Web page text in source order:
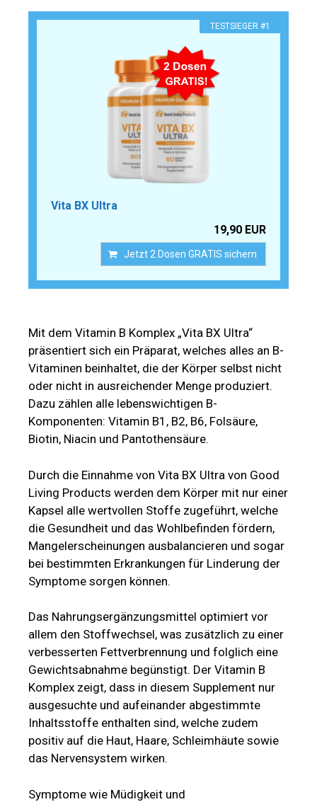
TESTSIEGER #1
Vita BX Ultra
19,90 EUR
Jetzt 2 Dosen GRATIS sichern
Mit dem Vitamin B Komplex „Vita BX Ultra“
präsentiert sich ein Präparat, welches alles an B-
Vitaminen beinhaltet, die der Körper selbst nicht
oder nicht in ausreichender Menge produziert.
Dazu zählen alle lebenswichtigen B-
Komponenten: Vitamin B1, B2, B6, Folsäure,
Biotin, Niacin und Pantothensäure.
Durch die Einnahme von Vita BX Ultra von Good
Living Products werden dem Körper mit nur einer
Kapsel alle wertvollen Stoffe zugeführt, welche
die Gesundheit und das Wohlbefinden fördern,
Mangelerscheinungen ausbalancieren und sogar
bei bestimmten Erkrankungen für Linderung der
Symptome sorgen können.
Das Nahrungsergänzungsmittel optimiert vor
allem den Stoffwechsel, was zusätzlich zu einer
verbesserten Fettverbrennung und folglich eine
Gewichtsabnahme begünstigt. Der Vitamin B
Komplex zeigt, dass in diesem Supplement nur
ausgesuchte und aufeinander abgestimmte
Inhaltsstoffe enthalten sind, welche zudem
positiv auf die Haut, Haare, Schleimhäute sowie
das Nervensystem wirken.
Symptome wie Müdigkeit und